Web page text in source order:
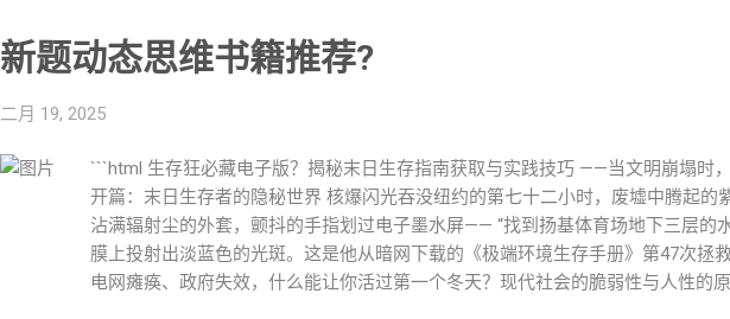
理论，解构跨国职场中的权力博弈 - 实用工具包 ：提供跨文化谈判、时差管理、
决方案 “她们被训练成没有祖国的候鸟，却找不到任何一块土地能容纳完整的灵魂
草木染传承人）在互联网时代的生存实验。作者通过田野笔记形式，呈现传统技
指尖的温度与机器生产的冰冷 - 技术哲学思辨 ：分析3D打印技术如何赋...
新题动态思维书籍推荐?
二月 19, 2025
```html 生存狂必藏电子版？揭秘末日生存指南获取与实践技巧 ——当文明崩塌时
开篇：末日生存者的隐秘世界 核爆闪光吞没纽约的第七十二小时，废墟中腾起的
沾满辐射尘的外套，颤抖的手指划过电子墨水屏—— “找到扬基体育场地下三层的
膜上投射出淡蓝色的光斑。这是他从暗网下载的《极端环境生存手册》第47次拯
电网瘫痪、政府失效，什么能让你活过第一个冬天？现代社会的脆弱性与人性的